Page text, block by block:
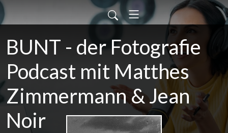
BUNT - der Fotografie
Podcast mit Matthes
Zimmermann & Jean
Noir